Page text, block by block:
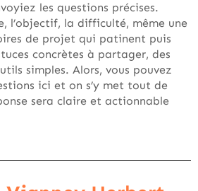
les questions précises.
l’objectif, la difficulté, même une
de projet qui patinent puis
concrètes à partager, des
simples. Alors, vous pouvez
ici et on s’y met tout de
sera claire et actionnable